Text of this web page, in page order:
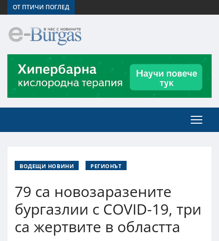
ОТ ПТИЧИ ПОГЛЕД
ВОДЕЩИ НОВИНИ РЕГИОНЪТ
79 са новозаразените
бургазлии с COVID-19, три
са жертвите в областта